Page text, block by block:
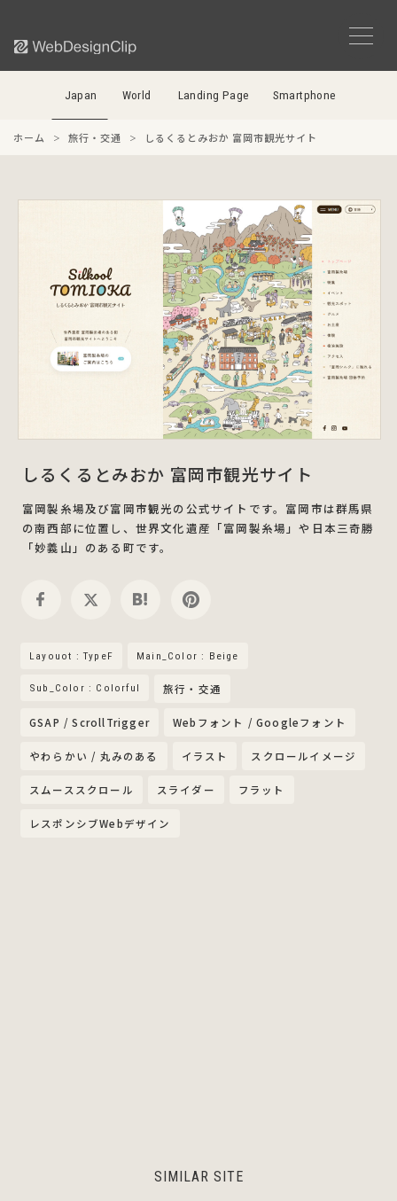
Japan World Landing Page Smartphone
ホーム 旅行・交通 しるくるとみおか 富岡市観光サイト
しるくるとみおか 富岡市観光サイト
富岡製糸場及び富岡市観光の公式サイトです。富岡市は群馬県
の南西部に位置し、世界文化遺産「富岡製糸場」や日本三奇勝
「妙義山」のある町です。
Layouot : TypeF Main_Color : Beige
Sub_Color : Colorful 旅行・交通
GSAP / ScrollTrigger Webフォント / Googleフォント
やわらかい / 丸みのある イラスト スクロールイメージ
スムーススクロール スライダー フラット
レスポンシブWebデザイン
SIMILAR SITE